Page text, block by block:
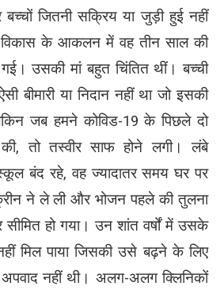
जितनी सक्रिय या जुड़ी हुई नहीं
के आकलन में वह तीन साल की
उसकी मां बहुत चिंतित थीं। बच्ची
बीमारी या निदान नहीं था जो इसकी
जब हमने कोविड-19 के पिछले दो
तो तस्वीर साफ होने लगी। लंबे
बंद रहे, वह ज्यादातर समय घर पर
ने ले ली और भोजन पहले की तुलना
हो गया। उन शांत वर्षों में उसके
मिल पाया जिसकी उसे बढ़ने के लिए
नहीं थी। अलग-अलग क्लिनिकों